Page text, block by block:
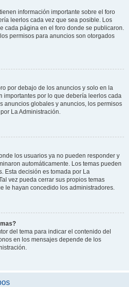
información importante sobre el foro
leerlos cada vez que sea posible. Los
cada página en el foro donde se publicaron.
permisos para anuncios son otorgados
por debajo de los anuncios y solo en la
importantes por lo que debería leerlos cada
anuncios globales y anuncios, los permisos
La Administración.
los usuarios ya no pueden responder y
automáticamente. Los temas pueden
Esta decisión es tomada por La
vez pueda cerrar sus propios temas
le hayan concedido los administradores.
del tema para indicar el contenido del
en los mensajes depende de los